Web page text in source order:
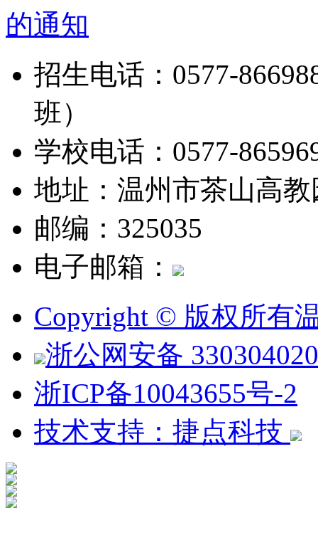
的通知
招生电话：0577-
班）
学校电话：0577-
地址：温州市茶山高教
邮编：325035
电子邮箱：
Copyright © 版权所有
浙公网安备
浙ICP备10043655号-2
技术支持：捷点科技